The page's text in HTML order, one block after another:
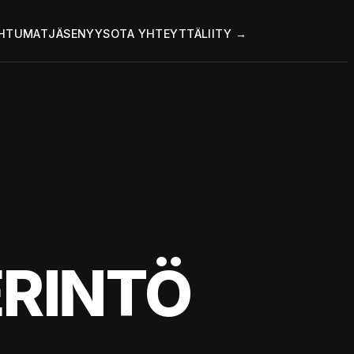
JÄSENYYSOTA YHTEYTTÄLIITY →